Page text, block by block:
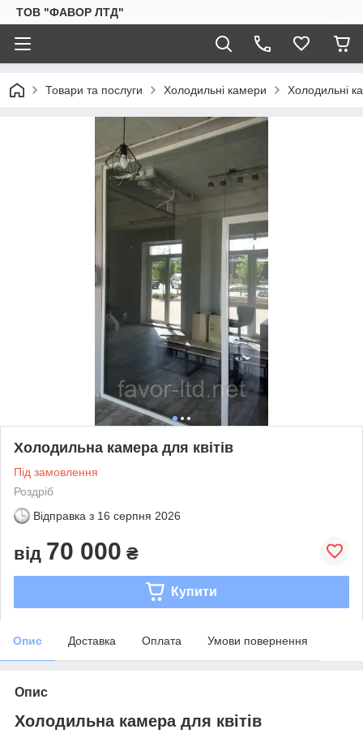
ТОВ "ФАВОР ЛТД"
Товари та послуги Холодильні камери Холодильні
Холодильна камера для квітів
Під замовлення
Роздріб
Відправка з 16 серпня 2026
від 70 000 ₴
Купити
Опис Доставка Оплата Умови повернення
Опис
Холодильна камера для квітів